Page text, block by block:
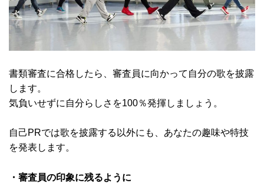
書類審査に合格したら、審査員に向かって自分の歌を披露
します。
気負いせずに自分らしさを100％発揮しましょう。
自己PRでは歌を披露する以外にも、あなたの趣味や特技
を発表します。
・審査員の印象に残るように